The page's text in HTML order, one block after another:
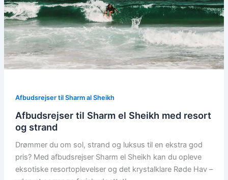
Afbudsrejser til Sharm al Sheikh
Afbudsrejser til Sharm el Sheikh med resort
og strand
Drømmer du om sol, strand og luksus til en ekstra god
pris? Med afbudsrejser Sharm el Sheikh kan du opleve
eksotiske resortoplevelser og det krystalklare Røde Hav –